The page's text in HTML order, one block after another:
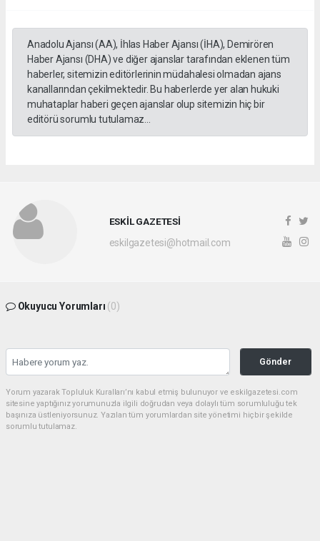
Anadolu Ajansı (AA), İhlas Haber Ajansı (İHA), Demirören
Haber Ajansı (DHA) ve diğer ajanslar tarafından eklenen tüm
haberler, sitemizin editörlerinin müdahalesi olmadan ajans
kanallarından çekilmektedir. Bu haberlerde yer alan hukuki
muhataplar haberi geçen ajanslar olup sitemizin hiç bir
editörü sorumlu tutulamaz...
ESKİL GAZETESİ
eskilgazetesi@hotmail.com
Okuyucu Yorumları (0)
Gönder
Yorum yazarak Topluluk Kuralları’nı kabul etmiş bulunuyor ve eskilgazetesi.com
sitesine yaptığınız yorumunuzla ilgili doğrudan veya dolaylı tüm sorumluluğu tek
başınıza üstleniyorsunuz. Yazılan tüm yorumlardan site yönetimi hiçbir şekilde
sorumlu tutulamaz.